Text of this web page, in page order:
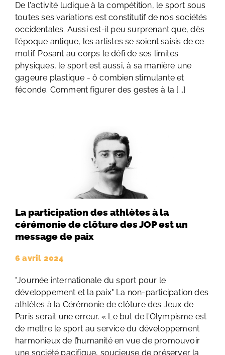
De l'activité ludique à la compétition, le sport sous
toutes ses variations est constitutif de nos sociétés
occidentales. Aussi est-il peu surprenant que, dès
l'époque antique, les artistes se soient saisis de ce
motif. Posant au corps le défi de ses limites
physiques, le sport est aussi, à sa manière une
gageure plastique - ô combien stimulante et
féconde. Comment figurer des gestes à la [...]
La participation des athlètes à la
cérémonie de clôture des JOP est un
message de paix
6 avril 2024
"Journée internationale du sport pour le
développement et la paix" La non-participation des
athlètes à la Cérémonie de clôture des Jeux de
Paris serait une erreur. « Le but de l’Olympisme est
de mettre le sport au service du développement
harmonieux de l’humanité en vue de promouvoir
une société pacifique, soucieuse de préserver la